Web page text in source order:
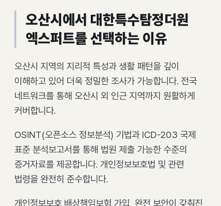
오산시에서 대한특수탐정더원
엑스퍼트를 선택하는 이유
오산시 지역의 지리적 특성과 생활 패턴을 깊이
이해하고 있어 더욱 정밀한 조사가 가능합니다. 전국
네트워크를 통해 오산시 외 인근 지역까지 원활하게
커버합니다.
OSINT(오픈소스 정보분석) 기법과 ICD-203 국제
표준 분석보고서를 통해 법원 제출 가능한 수준의
증거자료를 제공합니다. 개인정보보호법 및 관련
법령을 완전히 준수합니다.
개인정보보호 배상책임보험 가입, 완전 보안이 갖춰진